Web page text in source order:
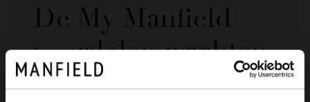
De My Manfield
voordelen wachten
op je.